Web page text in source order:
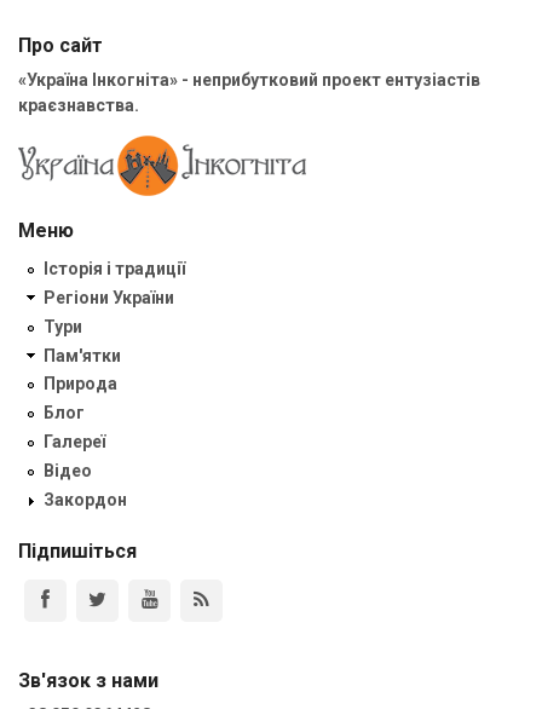
Про сайт
«Україна Інкогніта» - неприбутковий проект ентузіастів
краєзнавства.
Меню
Історія і традиції
Регіони України
Тури
Пам'ятки
Природа
Блог
Галереї
Відео
Закордон
Підпишіться
Зв'язок з нами